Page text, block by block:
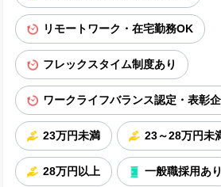
リモートワーク・在宅勤務OK
フレックスタイム制度あり
ワークライフバランス認定・表彰
23万円未満 23～28万円未
28万円以上 一般職採用あり